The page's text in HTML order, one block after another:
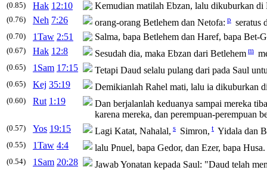
(0.85) Hak 12:10 Kemudian matilah Ebzan, lalu dikuburkan di
(0.76) Neh 7:26 orang-orang Betlehem dan Netofa: p seratus
(0.70) 1Taw 2:51 Salma, bapa Betlehem dan Haref, bapa Bet-
(0.67) Hak 12:8 Sesudah dia, maka Ebzan dari Betlehem m
(0.65) 1Sam 17:15 Tetapi Daud selalu pulang dari pada Saul
(0.65) Kej 35:19 Demikianlah Rahel mati, lalu ia dikuburkan
(0.60) Rut 1:19
Dan berjalanlah keduanya sampai mereka
karena mereka, dan perempuan-perempuan
(0.57) Yos 19:15 Lagi Katat, Nahalal, s Simron, t Yidala dan
(0.55) 1Taw 4:4 lalu Pnuel, bapa Gedor, dan Ezer, bapa
(0.54) 1Sam 20:28 Jawab Yonatan kepada Saul: "Daud telah